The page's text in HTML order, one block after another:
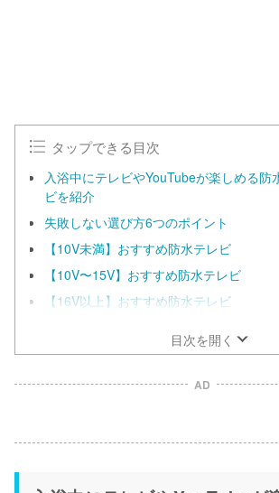
タップできる目次
入浴中にテレビやYouTubeが楽しめる防
ビを紹介
失敗しない選び方6つのポイント
【10V未満】おすすめ防水テレビ
【10V〜15V】おすすめ防水テレビ
【16V以上】おすすめ防水テレビ
目次を開く
AD